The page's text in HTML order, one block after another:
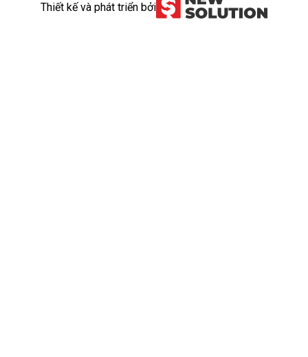
Thiết kế và phát triển bởi